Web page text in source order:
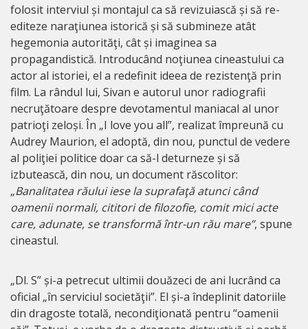
folosit interviul și montajul ca să revizuiască și să re-
editeze naraţiunea istorică și să submineze atât
hegemonia autorităţi, cât și imaginea sa
propagandistică. Introducând noţiunea cineastului ca
actor al istoriei, el a redefinit ideea de rezistenţă prin
film. La rândul lui, Sivan e autorul unor radiografii
necruţătoare despre devotamentul maniacal al unor
patrioţi zeloși. În „I love you all”, realizat împreună cu
Audrey Maurion, el adoptă, din nou, punctul de vedere
al poliţiei politice doar ca să-l deturneze și să
izbutească, din nou, un document răscolitor:
„Banalitatea răului iese la suprafaţă atunci când
oamenii normali, cititori de filozofie, comit mici acte
care, adunate, se transformă într-un rău mare”, spune
cineastul.
„Dl. S” și-a petrecut ultimii douăzeci de ani lucrând ca
oficial „în serviciul societăţii”. El și-a îndeplinit datoriile
din dragoste totală, necondiţionată pentru “oamenii